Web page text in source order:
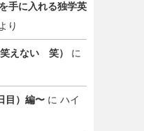
手に入れる独学英
より
えない 笑）
に
目）編〜 に ハイ